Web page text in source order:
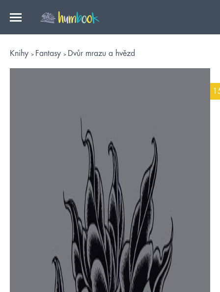
Knihy Fantasy Dvůr mrazu a hvězd